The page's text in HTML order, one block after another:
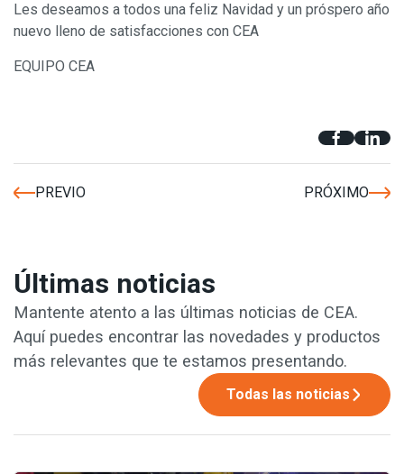
Les deseamos a todos una feliz Navidad y un próspero año
nuevo lleno de satisfacciones con CEA
EQUIPO CEA
PREVIO PRÓXIMO
Últimas noticias
Mantente atento a las últimas noticias de CEA.
Aquí puedes encontrar las novedades y productos
más relevantes que te estamos presentando.
Todas las noticias